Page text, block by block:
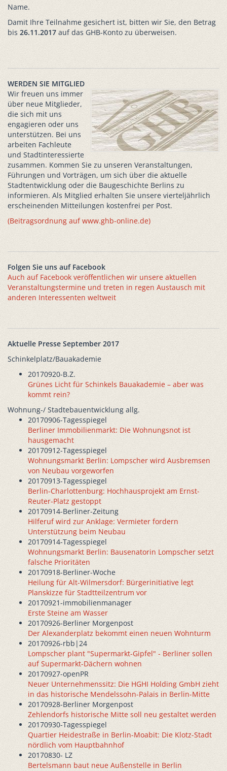
Name.
Damit Ihre Teilnahme gesichert ist, bitten wir Sie, den Betrag
bis 26.11.2017 auf das GHB-Konto zu überweisen.
WERDEN SIE MITGLIED
Wir freuen uns immer
über neue Mitglieder,
die sich mit uns
engagieren oder uns
unterstützen. Bei uns
arbeiten Fachleute
und Stadtinteressierte
zusammen. Kommen Sie zu unseren Veranstaltungen,
Führungen und Vorträgen, um sich über die aktuelle
Stadtentwicklung oder die Baugeschichte Berlins zu
informieren. Als Mitglied erhalten Sie unsere vierteljährlich
erscheinenden Mitteilungen kostenfrei per Post.
(Beitragsordnung auf www.ghb-online.de)
Folgen Sie uns auf Facebook
Auch auf Facebook veröffentlichen wir unsere aktuellen
Veranstaltungstermine und treten in regen Austausch mit
anderen Interessenten weltweit
Aktuelle Presse September 2017
Schinkelplatz/Bauakademie
20170920-B.Z.
Grünes Licht für Schinkels Bauakademie – aber was
kommt rein?
Wohnung-/ Stadtebauentwicklung allg.
20170906-Tagesspiegel
Berliner Immobilienmarkt: Die Wohnungsnot ist
hausgemacht
20170912-Tagesspiegel
Wohnungsmarkt Berlin: Lompscher wird Ausbremsen
von Neubau vorgeworfen
20170913-Tagesspiegel
Berlin-Charlottenburg: Hochhausprojekt am Ernst-
Reuter-Platz gestoppt
20170914-Berliner-Zeitung
Hilferuf wird zur Anklage: Vermieter fordern
Unterstützung beim Neubau
20170914-Tagesspiegel
Wohnungsmarkt Berlin: Bausenatorin Lompscher setzt
falsche Prioritäten
20170918-Berliner-Woche
Heilung für Alt-Wilmersdorf: Bürgerinitiative legt
Planskizze für Stadtteilzentrum vor
20170921-immobilienmanager
Erste Steine am Wasser
20170926-Berliner Morgenpost
Der Alexanderplatz bekommt einen neuen Wohnturm
20170926-rbb|24
Lompscher plant "Supermarkt-Gipfel" - Berliner sollen
auf Supermarkt-Dächern wohnen
20170927-openPR
Neuer Unternehmenssitz: Die HGHI Holding GmbH zieht
in das historische Mendelssohn-Palais in Berlin-Mitte
20170928-Berliner Morgenpost
Zehlendorfs historische Mitte soll neu gestaltet werden
20170930-Tagesspiegel
Quartier Heidestraße in Berlin-Moabit: Die Klotz-Stadt
nördlich vom Hauptbahnhof
20170830- LZ
Bertelsmann baut neue Außenstelle in Berlin